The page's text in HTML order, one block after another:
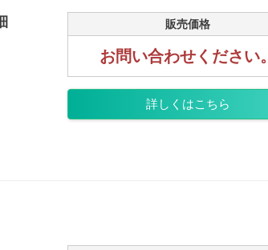
販売価格
お問い合わせください。
詳しくはこちら